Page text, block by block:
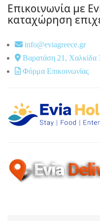
Επικοινωνία με
καταχώρηση
info@eviagreece.gr
Βαρατάση 21, Χαλκίδα
Φόρμα Επικοινωνίας